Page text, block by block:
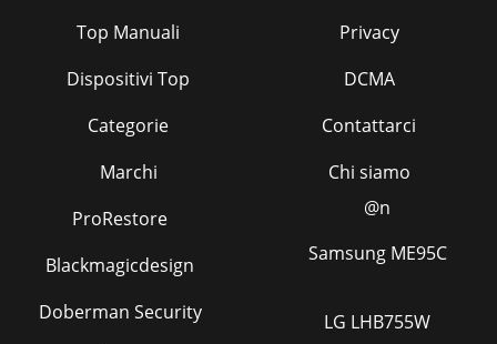
Top Manuali
Dispositivi Top
Categorie
Marchi
Privacy
DCMA
Contattarci
Chi siamo
ProRestore
Blackmagicdesign
Doberman Security
@n
Samsung ME95C
LG LHB755W